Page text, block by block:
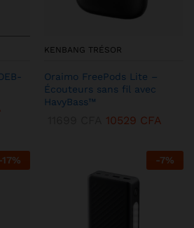
KENBANG TRÉSOR
Oraimo FreePods Lite –
Écouteurs sans fil avec
HavyBass™
10529 CFA
17% -7%